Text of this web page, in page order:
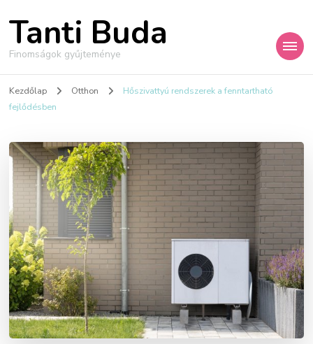
Tanti Buda
Finomságok gyűjteménye
Kezdőlap Otthon
Hőszivattyú rendszerek a fenntartható
fejlődésben